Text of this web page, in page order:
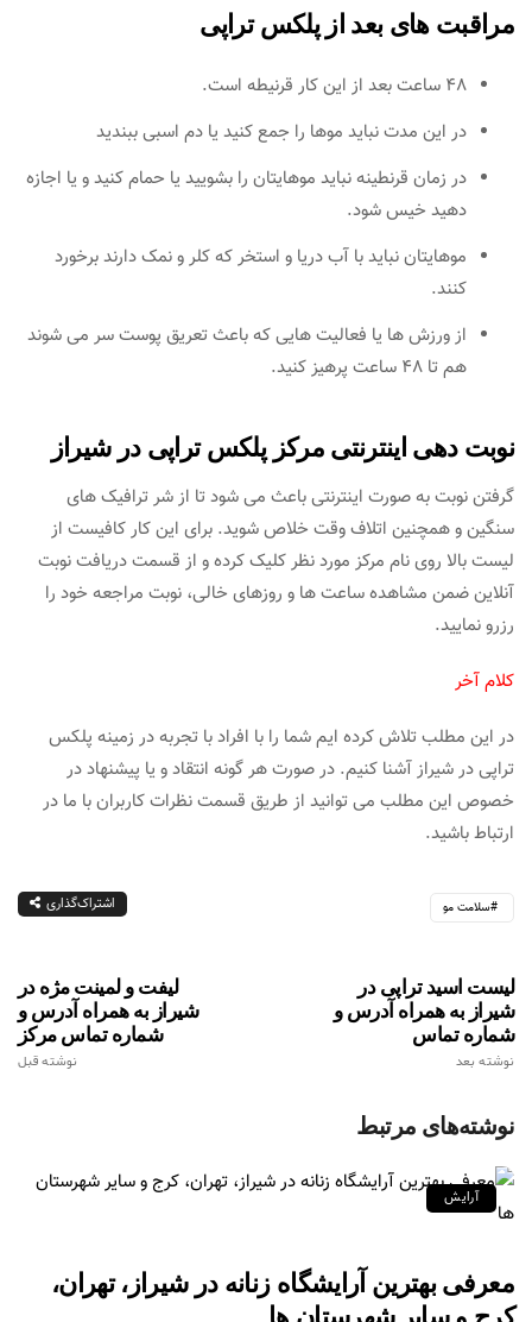
مراقبت های بعد از پلکس تراپی
48 ساعت بعد از این کار قرنیطه است.
در این مدت نباید موها را جمع کنید یا دم اسبی ببندید
در زمان قرنطینه نباید موهایتان را بشویید یا حمام کنید و یا اجازه
دهید خیس شود.
موهایتان نباید با آب دریا و استخر که کلر و نمک دارند برخورد
کنند.
از ورزش ها یا فعالیت هایی که باعث تعریق پوست سر می شوند
هم تا 48 ساعت پرهیز کنید.
نوبت دهی اینترنتی مرکز پلکس تراپی در شیراز
گرفتن نوبت به صورت اینترنتی باعث می شود تا از شر ترافیک های
سنگین و همچنین اتلاف وقت خلاص شوید. برای این کار کافیست از
لیست بالا روی نام مرکز مورد نظر کلیک کرده و از قسمت دریافت نوبت
آنلاین ضمن مشاهده ساعت ها و روزهای خالی، نوبت مراجعه خود را
رزرو نمایید.
کلام آخر
در این مطلب تلاش کرده ایم شما را با افراد با تجربه در زمینه پلکس
تراپی در شیراز آشنا کنیم. در صورت هر گونه انتقاد و یا پیشنهاد در
خصوص این مطلب می توانید از طریق قسمت نظرات کاربران با ما در
ارتباط باشید.
سلامت مو اشتراک‌گذاری
لیفت و لمینت مژه در
شیراز به همراه آدرس و
شماره تماس مرکز
نوشته قبل
لیست اسید تراپی در
شیراز به همراه آدرس و
شماره تماس
نوشته بعد
نوشته‌های مرتبط
آرایش
معرفی بهترین آرایشگاه زنانه در شیراز، تهران،